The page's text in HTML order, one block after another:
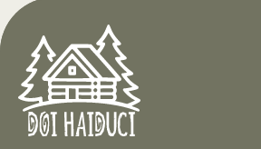
В отеле «Дой Хайдуки» в
Кодр вас ждёт полный
среди леса, в вашем
натурального дерева с
аэромассажем